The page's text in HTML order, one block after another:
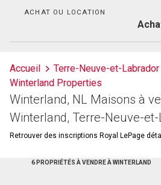
ACHAT OU LOCATION
Accueil
Terre-Neuve-et-Labrador
Winterland Properties
Winterland, NL Maisons à
Winterland, Terre-Neuve-
Retrouver des inscriptions Royal LePage
6 PROPRIÉTÉS À VENDRE À WINTERLAND